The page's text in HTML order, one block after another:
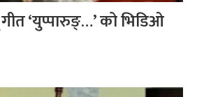
गीत ‘युप्पारुङ्…’ को भिडिओ